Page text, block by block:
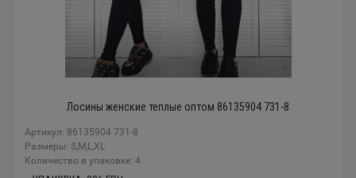
Лосины женские теплые оптом 86135904 731-8
Артикул: 86135904 731-8
Размеры: S,M,L,XL
Количество в упаковке: 4